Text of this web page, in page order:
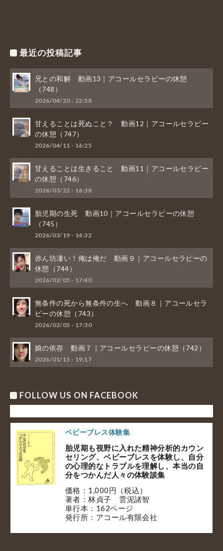
最近の投稿記事
兄との和解 動画13｜アコールセラピーの休憩
（748）
2026/04/20 - 22:58
甘えることは死ぬこと？ 動画12｜アコールセラピー
の休憩（747）
2026/04/11 - 16:25
甘えることは生きること 動画11｜アコールセラピー
の休憩（746）
2026/03/22 - 16:38
胎児期の生死 動画10｜アコールセラピーの休憩
（745）
2026/03/19 - 14:32
赤ん坊凄い！俺は俺だ 動画９｜アコールセラピーの
休憩（744）
2026/02/05 - 17:40
無条件の死から無条件の生へ 動画８｜アコールセラ
ピーの休憩（743）
2026/02/05 - 17:30
娘の依存 動画７｜アコールセラピーの休憩（742）
2026/01/15 - 19:17
FOLLOW US ON FACEBOOK
ベビーブレス体験集
胎児期も視野に入れた精神分析的カウン
セリング、ベビーブレスを体験し、自分
の心理的なトラブルを理解し、本当の自
分をつかんだ人々の体験談集
価格：1,000円（税込）
著者：林貞子 雲泥諸智
単行本：162ページ
発行所：アコール有限会社